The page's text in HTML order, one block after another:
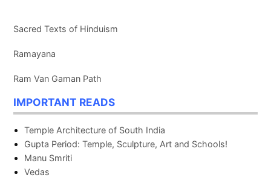
Sacred Texts of Hinduism
Ramayana
Ram Van Gaman Path
IMPORTANT READS
Temple Architecture of South India
Gupta Period: Temple, Sculpture, Art and Schools!
Manu Smriti
Vedas